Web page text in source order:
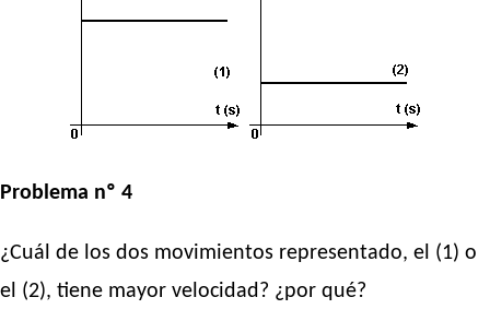
Problema nº 4
¿Cuál de los dos movimientos representado, el (1) o
el (2), tiene mayor velocidad? ¿por qué?